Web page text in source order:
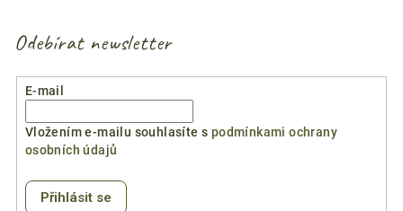
Odebírat newsletter
E-mail
Vložením e-mailu souhlasíte s podmínkami ochrany
osobních údajů
Přihlásit se